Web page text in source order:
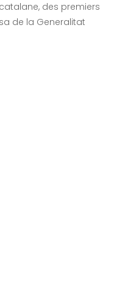
des premiers
de la Generalitat